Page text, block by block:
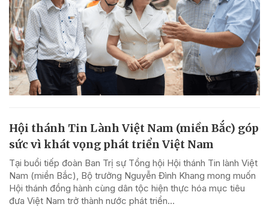
Hội thánh Tin Lành Việt Nam (miền Bắc) góp
sức vì khát vọng phát triển Việt Nam
Tại buổi tiếp đoàn Ban Trị sự Tổng hội Hội thánh Tin lành Việt
Nam (miền Bắc), Bộ trưởng Nguyễn Đình Khang mong muốn
Hội thánh đồng hành cùng dân tộc hiện thực hóa mục tiêu
đưa Việt Nam trở thành nước phát triển...